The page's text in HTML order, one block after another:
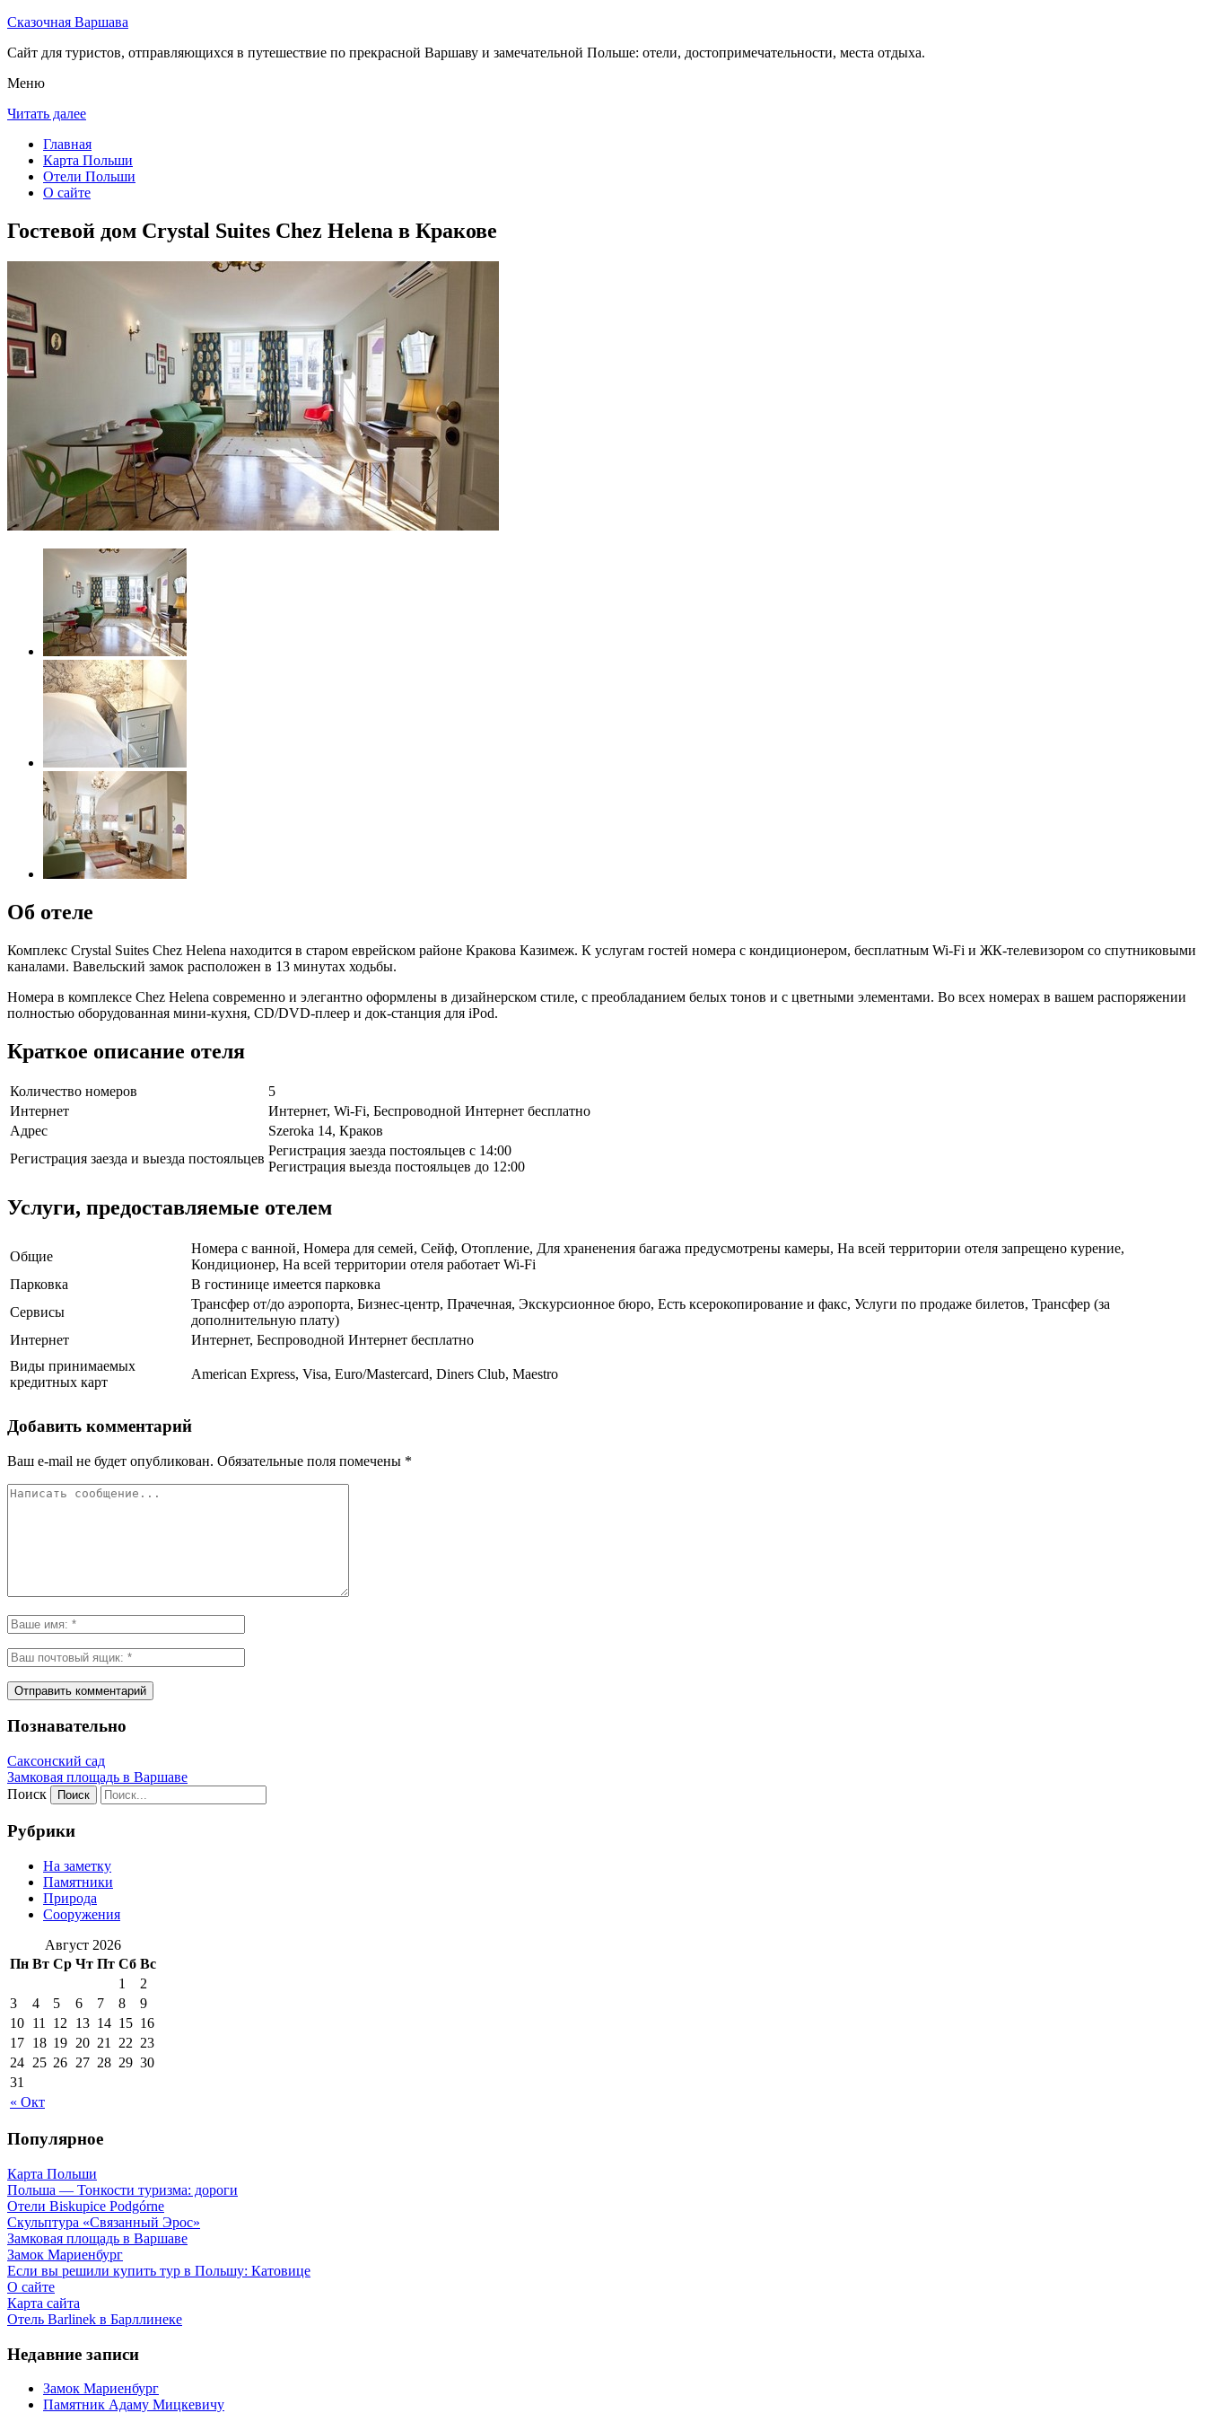
Сказочная Варшава
Сайт для туристов, отправляющихся в путешествие по прекрасной Варшаву и замечательной Польше: отели, достопримечательности, места отдыха.
Меню
Читать далее
Главная
Карта Польши
Отели Польши
О сайте
Гостевой дом Crystal Suites Chez Helena в Кракове
Об отеле
Комплекс Crystal Suites Chez Helena находится в старом еврейском районе Кракова Казимеж. К услугам гостей номера с кондиционером, бесплатным Wi-Fi и ЖК-телевизором со спутниковыми
каналами. Вавельский замок расположен в 13 минутах ходьбы.
Номера в комплексе Chez Helena современно и элегантно оформлены в дизайнерском стиле, с преобладанием белых тонов и с цветными элементами. Во всех номерах в вашем распоряжении
полностью оборудованная мини-кухня, CD/DVD-плеер и док-станция для iPod.
Краткое описание отеля
Количество номеров
5
Интернет
Интернет, Wi-Fi, Беспроводной Интернет бесплатно
Адрес
Szeroka 14, Краков
Регистрация заезда и выезда постояльцев
Регистрация заезда постояльцев с 14:00
Регистрация выезда постояльцев до 12:00
Услуги, предоставляемые отелем
Общие
Номера с ванной, Номера для семей, Сейф, Отопление, Для храненения багажа предусмотрены камеры, На всей территории отеля запрещено курение,
Кондиционер, На всей территории отеля работает Wi-Fi
Парковка
В гостинице имеется парковка
Сервисы
Трансфер от/до аэропорта, Бизнес-центр, Прачечная, Экскурсионное бюро, Есть ксерокопирование и факс, Услуги по продаже билетов, Трансфер (за
дополнительную плату)
Интернет
Интернет, Беспроводной Интернет бесплатно
Виды принимаемых
кредитных карт
American Express, Visa, Euro/Mastercard, Diners Club, Maestro
Добавить комментарий
Ваш e-mail не будет опубликован. Обязательные поля помечены *
Познавательно
Саксонский сад
Замковая площадь в Варшаве
Поиск
Рубрики
На заметку
Памятники
Природа
Сооружения
Август 2026
Пн Вт Ср Чт Пт Сб Вс
« Окт
1
2
3
4 5 6 7 8
9
10 11 12 13 14 15 16
17 18 19 20 21 22 23
24 25 26 27 28 29 30
31
Популярное
Карта Польши
Польша — Тонкости туризма: дороги
Отели Biskupice Podgórne
Скульптура «Связанный Эрос»
Замковая площадь в Варшаве
Замок Мариенбург
Если вы решили купить тур в Польшу: Катовице
О сайте
Карта сайта
Отель Barlinek в Барллинеке
Недавние записи
Замок Мариенбург
Памятник Адаму Мицкевичу